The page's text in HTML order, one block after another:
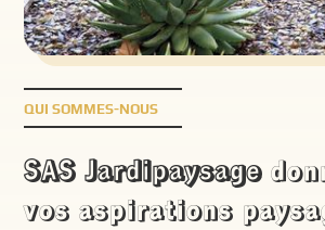
QUI SOMMES-NOUS
SAS Jardipaysage
vos aspirations